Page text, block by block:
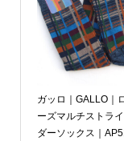
ガッロ｜GALLO｜
ーズマルチストラ
ダーソックス｜